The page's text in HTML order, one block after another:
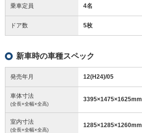
乗車定員 4名
ドア数 5枚
新車時の車種スペック
発売年月 12(H24)/05
車体寸法
(全長×全幅×全高)
3395×1475×1625mm
室内寸法
(全長×全幅×全高)
1285×1285×1260mm